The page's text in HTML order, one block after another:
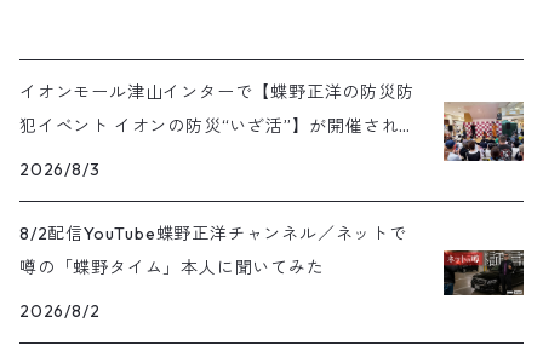
イオンモール津山インターで【蝶野正洋の防災防
犯イベント イオンの防災“いざ活”】が開催されま
した
2026/8/3
8/2配信YouTube蝶野正洋チャンネル／ネットで
噂の「蝶野タイム」本人に聞いてみた
2026/8/2